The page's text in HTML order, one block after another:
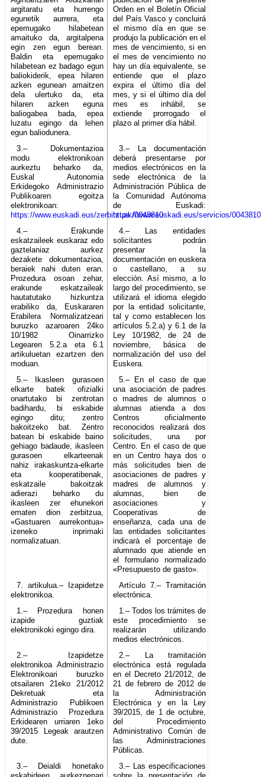
argitaratu eta hurrengo
egunetik aurrera, eta
epemugako hilabetean
amaituko da, argitalpena
egin zen egun berean.
Baldin eta epemugako
hilabetean ez badago egun
baliokiderik, epea hilaren
azken egunean amaitzen
dela ulertuko da, eta
hilaren azken eguna
baliogabea bada, epea
luzatu egingo da lehen
egun baliodunera.
Orden en el Boletín Oficial
del País Vasco y concluirá
el mismo día en que se
produjo la publicación en el
mes de vencimiento, si en
el mes de vencimiento no
hay un día equivalente, se
entiende que el plazo
expira el último día del
mes, y si el último día del
mes es inhábil, se
extiende prorrogado el
plazo al primer día hábil.
3.– Dokumentazioa
modu elektronikoan
aurkeztu beharko da,
Euskal Autonomia
Erkidegoko Administrazio
Publikoaren egoitza
elektronikoan:
https://www.euskadi.eus/zerbitzuak/0043810
3.– La documentación
deberá presentarse por
medios electrónicos en la
sede electrónica de la
Administración Pública de
la Comunidad Autónoma
de Euskadi:
https://www.euskadi.eus/servicios/0043810
4.– Erakunde
eskatzaileek euskaraz edo
gaztelaniaz aurkez
dezakete dokumentazioa,
beraiek nahi duten eran.
Prozedura osoan zehar,
erakunde eskatzaileak
hautatutako hizkuntza
erabiliko da, Euskararen
Erabilera Normalizatzeari
buruzko azaroaren 24ko
10/1982 Oinarrizko
Legearen 5.2.a eta 6.1
artikuluetan ezartzen den
moduan.
4.– Las entidades
solicitantes podrán
presentar la
documentación en euskera
o castellano, a su
elección. Así mismo, a lo
largo del procedimiento, se
utilizará el idioma elegido
por la entidad solicitante,
tal y como establecen los
artículos 5.2.a) y 6.1 de la
Ley 10/1982, de 24 de
noviembre, básica de
normalización del uso del
Euskera.
5.– Ikasleen gurasoen
elkarte batek ofizialki
onartutako bi zentrotan
badihardu, bi eskabide
egingo ditu; zentro
bakoitzeko bat. Zentro
batean bi eskabide baino
gehiago badaude, ikasleen
gurasoen elkarteenak
nahiz irakaskuntza-elkarte
eta kooperatibenak,
eskatzaile bakoitzak
adierazi beharko du
ikasleen zer ehunekori
ematen dion zerbitzua,
«Gastuaren aurrekontua»
izeneko inprimaki
normalizatuan.
5.– En el caso de que
una asociación de padres
o madres de alumnos o
alumnas atienda a dos
Centros oficialmente
reconocidos realizará dos
solicitudes, una por
Centro. En el caso de que
en un Centro haya dos o
más solicitudes bien de
asociaciones de padres y
madres de alumnos y
alumnas, bien de
asociaciones y
Cooperativas de
enseñanza, cada una de
las entidades solicitantes
indicará el porcentaje de
alumnado que atiende en
el formulario normalizado
«Presupuesto de gasto».
7. artikulua.– Izapidetze
elektronikoa.
Artículo 7.– Tramitación
electrónica.
1.– Prozedura honen
izapide guztiak
elektronikoki egingo dira.
1.– Todos los trámites de
este procedimiento se
realizarán utilizando
medios electrónicos.
2.– Izapidetze
elektronikoa Administrazio
Elektronikoari buruzko
otsailaren 21eko 21/2012
Dekretuak eta
Administrazio Publikoen
Administrazio Prozedura
Erkidearen urriaren 1eko
39/2015 Legeak arautzen
dute.
2.– La tramitación
electrónica está regulada
en el Decreto 21/2012, de
21 de febrero de 2012 de
la Administración
Electrónica y en la Ley
39/2015, de 1 de octubre,
del Procedimiento
Administrativo Común de
las Administraciones
Públicas.
3.– Deialdi honetako
3.– Las especificaciones